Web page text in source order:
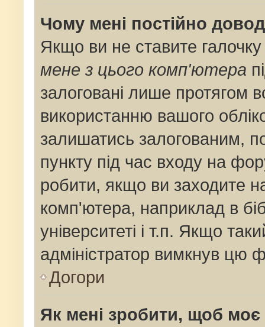
Чому мені постійно
Якщо ви не ставите
мене з цього комп'ютера
залоговані лише протягом
використанню вашого
залишатись залогованим,
пункту під час входу на
робити, якщо ви заходите
комп'ютера, наприклад в
університеті і т.п. Якщо
адміністратор вимкнув цю
Догори
Як мені зробити, щоб моє